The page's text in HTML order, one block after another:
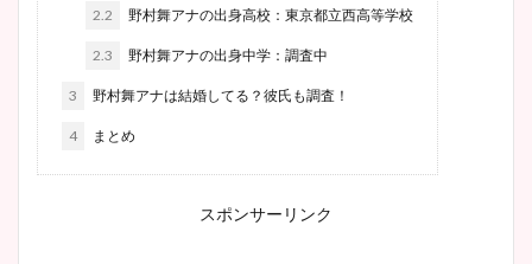
2.2 野村舞アナの出身高校：東京都立西高等学校
2.3 野村舞アナの出身中学：調査中
3 野村舞アナは結婚してる？彼氏も調査！
4 まとめ
スポンサーリンク